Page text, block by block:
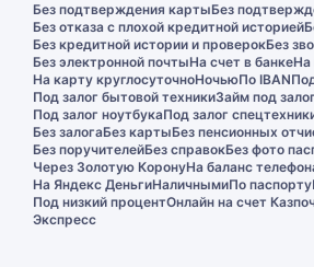
Без подтверждения картыБез
Без отказа с плохой кредитной историей
Без кредитной истории и проверокБез
Без электронной почтыНа счет в банкеНа
На карту круглосуточноНочьюПо IBAN
Под залог бытовой техникиЗайм под
Под залог ноутбукаПод залог
Без залогаБез картыБез пенсионных
Без поручителейБез справокБез фото
Через Золотую КоронуНа баланс
На Яндекс ДеньгиНаличнымиПо паспорту
Под низкий процентОнлайн на счет
Экспресс